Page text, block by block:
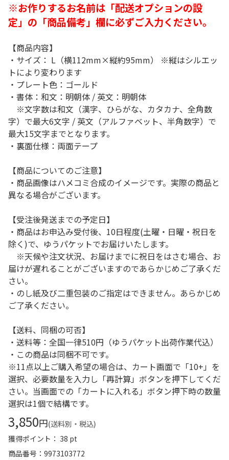
※お作りするお名前は「配送オプションの設
定」の「商品備考」欄に必ずご入力ください。
【商品内容】
・サイズ： L（横112mm×縦約95mm） ※縦はシルエッ
トにより変わります
・プレート色：ゴールド
・書体：和文：明朝体 / 英文：明朝体
※文字数は和文（漢字、ひらがな、カタカナ、全角数
字）で最大6文字 / 英文（アルファベット、半角数字）で
最大15文字までとなります。
・裏面仕様：両面テープ
【商品についてのご注意】
・商品画像はハメコミ合成のイメージです。実際の商品と
異なる場合がございます。
【受注後発送までの予定日】
・商品はお申込み受付後、10日程度(土曜・日曜・祝日を
除く)で、ゆうパケットでお届けいたします。
※天候や注文状況、お届けまでに祝日をはさむ場合、お
届けが遅れることがございますのであらかじめご了承くだ
さい。
・のし紙及び二重包装のご指定はできません。あらかじめ
ご了承ください。
【送料、同梱の可否】
・送料等：全国一律510円（ゆうパケット出荷作業代込）
・この商品は同梱不可です。
※11点以上ご購入希望の場合は、カート画面で「10+」を
選択、必要数量を入力し「再計算」ボタンを押下してくだ
さい。当画面での「カートに入れる」ボタン押下時の数量
選択は1個で結構です。
3,850円(送料別・税込)
獲得ポイント： 38 pt
商品番号
9973103772